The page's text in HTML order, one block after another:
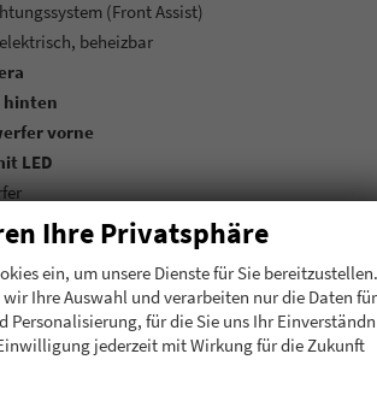
(Front Assist)
beheizbar
hinten
vorne
LED
4
Ihre Privatsphäre
ein, um unsere Dienste für Sie bereitzustellen.
Ihre Auswahl und verarbeiten nur die Daten für
Personalisierung, für die Sie uns Ihr
jederzeit mit Wirkung für die Zukunft